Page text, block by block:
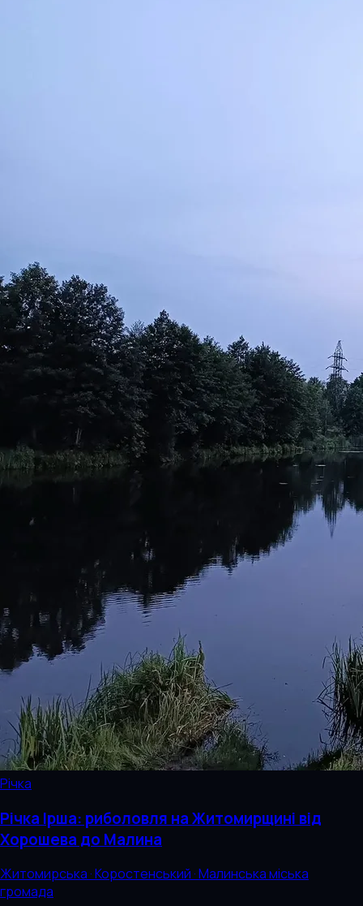
Річка
Річка Ірша: риболовля на Житомирщині від
Хорошева до Малина
Житомирська · Коростенський · Малинська міська
громада